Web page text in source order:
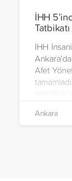
İHH
İHH
Afet
kentsel,
Ankara